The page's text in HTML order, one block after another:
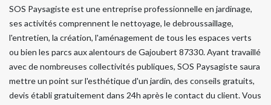
SOS Paysagiste est une entreprise professionnelle en jardinage,
ses activités comprennent le nettoyage, le debroussaillage,
l'entretien, la création, l'aménagement de tous les espaces verts
ou bien les parcs aux alentours de Gajoubert 87330. Ayant travaillé
avec de nombreuses collectivités publiques, SOS Paysagiste saura
mettre un point sur l'esthétique d'un jardin, des conseils gratuits,
devis établi gratuitement dans 24h après le contact du client. Vous